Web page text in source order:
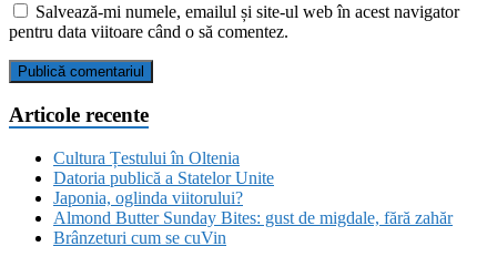
Salvează-mi numele, emailul și site-ul web în acest navigator
pentru data viitoare când o să comentez.
Articole recente
Cultura Țestului în Oltenia
Datoria publică a Statelor Unite
Japonia, oglinda viitorului?
Almond Butter Sunday Bites: gust de migdale, fără zahăr
Brânzeturi cum se cuVin